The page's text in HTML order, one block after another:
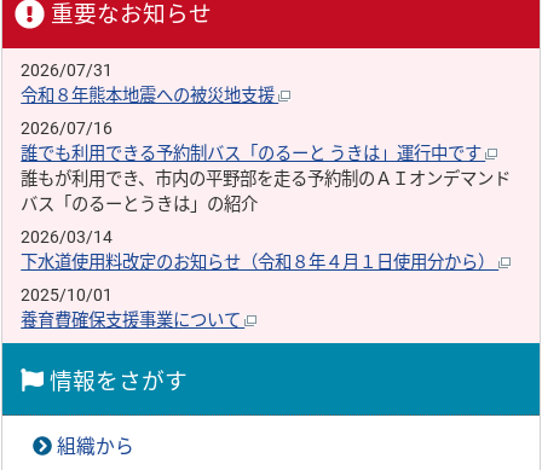
重要なお知らせ
2026/07/31
令和８年熊本地震への被災地支援
2026/07/16
誰でも利用できる予約制バス「のるーと うきは」運行中です
誰もが利用でき、市内の平野部を走る予約制のＡＩオンデマンド
バス「のるーとうきは」の紹介
2026/03/14
下水道使用料改定のお知らせ（令和８年４月１日使用分から）
2025/10/01
養育費確保支援事業について
情報をさがす
組織から